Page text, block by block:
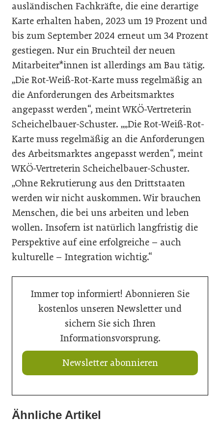
ausländischen Fachkräfte, die eine derartige
Karte erhalten haben, 2023 um 19 Prozent und
bis zum September 2024 erneut um 34 Prozent
gestiegen. Nur ein Bruchteil der neuen
Mitarbeiter*innen ist allerdings am Bau tätig.
„Die Rot-Weiß-Rot-Karte muss regelmäßig an
die Anforderungen des Arbeitsmarktes
angepasst werden“, meint WKÖ-Vertreterin
Scheichelbauer-Schuster. „„Die Rot-Weiß-Rot-
Karte muss regelmäßig an die Anforderungen
des Arbeitsmarktes angepasst werden“, meint
WKÖ-Vertreterin Scheichelbauer-Schuster.
„Ohne Rekrutierung aus den Drittstaaten
werden wir nicht auskommen. Wir brauchen
Menschen, die bei uns arbeiten und leben
wollen. Insofern ist natürlich langfristig die
Perspektive auf eine erfolgreiche – auch
kulturelle – Integration wichtig.“
Immer top informiert! Abonnieren Sie
kostenlos unseren Newsletter und
sichern Sie sich Ihren
Informationsvorsprung.
Newsletter abonnieren
Ähnliche Artikel
21. Juli 2026